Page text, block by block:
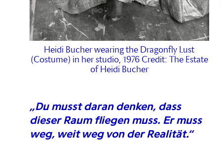
Heidi Bucher wearing the Dragonfly Lust
(Costume) in her studio, 1976 Credit: The Estate
of Heidi Bucher
„Du musst daran denken, dass
dieser Raum fliegen muss. Er muss
weg, weit weg von der Realität.“